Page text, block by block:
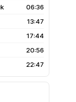
06:36
13:47
17:44
20:56
22:47